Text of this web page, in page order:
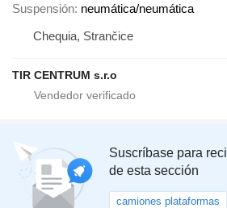
Suspensión neumática/neumática
Chequia, Strančice
TIR CENTRUM s.r.o
Suscríbase para
de esta sección
camiones plataformas